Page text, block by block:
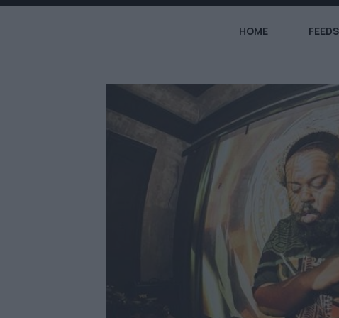
HOME FEEDS